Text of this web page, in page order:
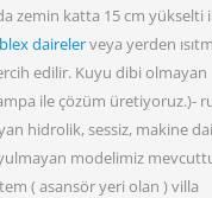
zemin katta 15 cm yükselti
dairelerveya yerden
edilir. Kuyu dibi olmayan
ile çözüm üretiyoruz.)-
hidrolik, sessiz, makine
modelimiz
( asansör yeri olan ) villa